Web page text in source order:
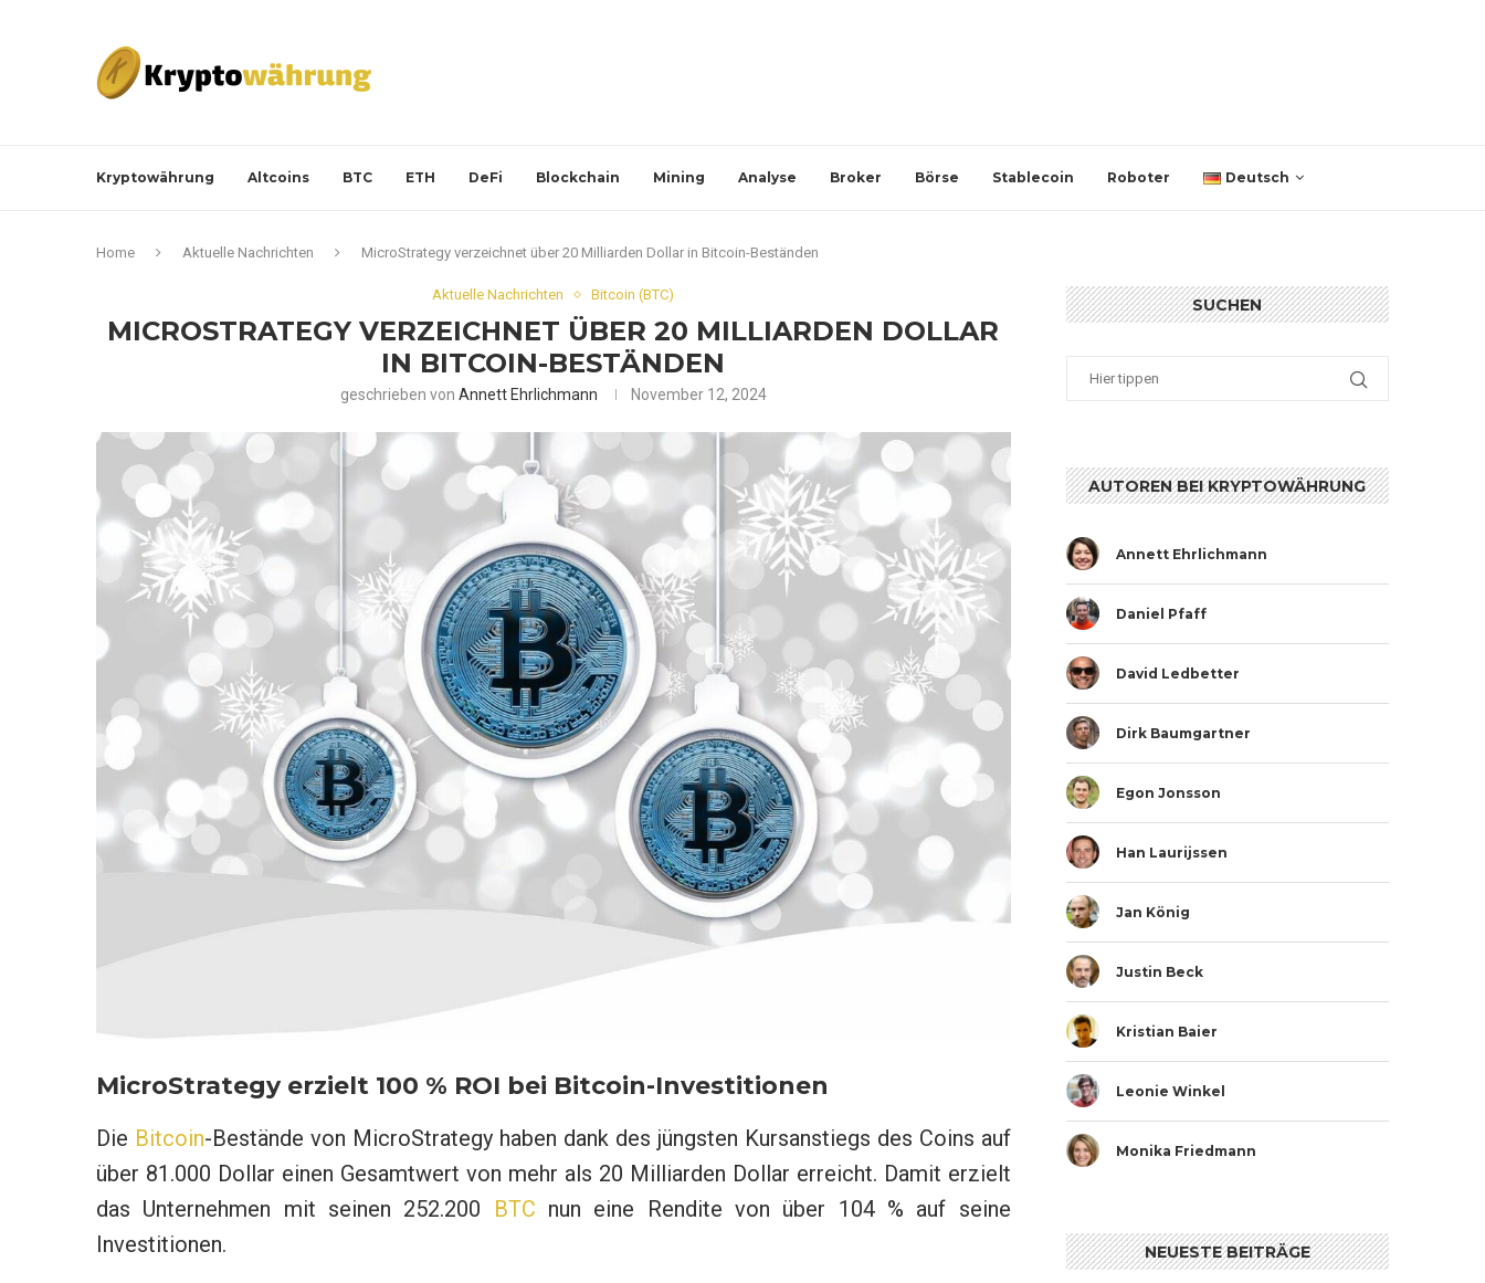
Kryptowährung Altcoins BTC ETH DeFi Blockchain Mining Analyse Broker Börse Stablecoin Roboter Deutsch
Home Aktuelle Nachrichten MicroStrategy verzeichnet über 20 Milliarden Dollar in Bitcoin-Beständen
Aktuelle Nachrichten Bitcoin (BTC)
MICROSTRATEGY VERZEICHNET ÜBER 20 MILLIARDEN DOLLAR
IN BITCOIN-BESTÄNDEN
geschrieben von Annett Ehrlichmann November 12, 2024
MicroStrategy erzielt 100 % ROI bei Bitcoin-Investitionen
Die Bitcoin-Bestände von MicroStrategy haben dank des jüngsten Kursanstiegs des Coins auf
über 81.000 Dollar einen Gesamtwert von mehr als 20 Milliarden Dollar erreicht. Damit erzielt
das Unternehmen mit seinen 252.200 BTC nun eine Rendite von über 104 % auf seine
Investitionen.
SUCHEN
AUTOREN BEI KRYPTOWÄHRUNG
Annett Ehrlichmann
Daniel Pfaff
David Ledbetter
Dirk Baumgartner
Egon Jonsson
Han Laurijssen
Jan König
Justin Beck
Kristian Baier
Leonie Winkel
Monika Friedmann
NEUESTE BEITRÄGE